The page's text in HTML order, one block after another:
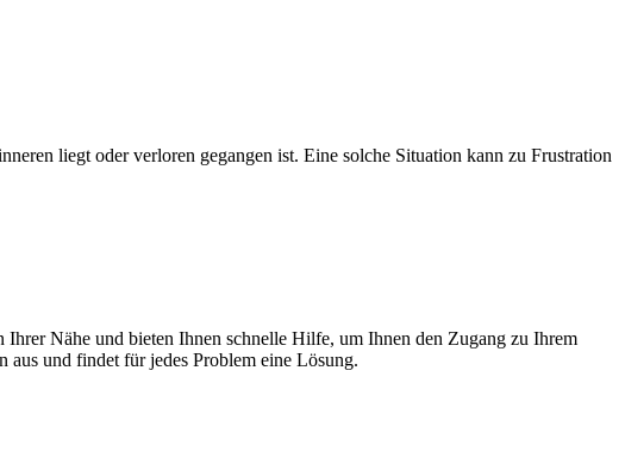
liegt oder verloren gegangen ist. Eine solche Situation kann zu Frustration
Nähe und bieten Ihnen schnelle Hilfe, um Ihnen den Zugang zu Ihrem
aus und findet für jedes Problem eine Lösung.